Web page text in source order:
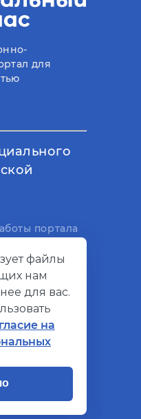
для
портала
2026
файлы
нам
для вас.
на